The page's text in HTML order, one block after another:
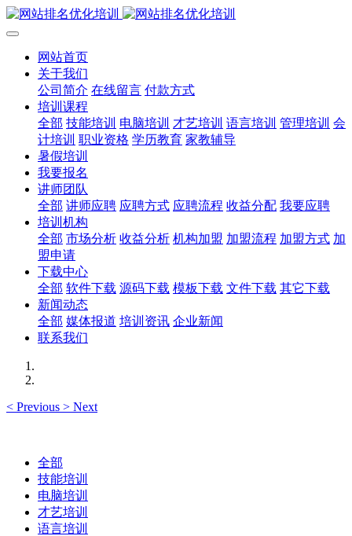
网站首页
关于我们
公司简介 在线留言 付款方式
培训课程
全部 技能培训 电脑培训 才艺培训 语言培训 管理培训 会
计培训 职业资格 学历教育 家教辅导
暑假培训
我要报名
讲师团队
全部 讲师应聘 应聘方式 应聘流程 收益分配 我要应聘
培训机构
全部 市场分析 收益分析 机构加盟 加盟流程 加盟方式 加
盟申请
下载中心
全部 软件下载 源码下载 模板下载 文件下载 其它下载
新闻动态
全部 媒体报道 培训资讯 企业新闻
联系我们
< Previous > Next
全部
技能培训
电脑培训
才艺培训
语言培训